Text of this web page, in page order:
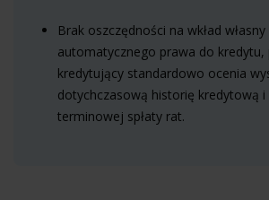
Brak oszczędności na wkład
automatycznego prawa do kredytu,
kredytujący standardowo ocenia
dotychczasową historię kredytową
terminowej spłaty rat.